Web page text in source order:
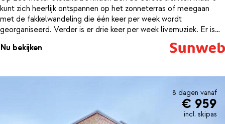
kunt zich heerlijk ontspannen op het zonneterras of meegaan
met de fakkelwandeling die één keer per week wordt
georganiseerd. Verder is er drie keer per week livemuziek. Er is
hier zelfs aan de kinderen gedacht, zo is er van zondag tot vrijdag
van 18.00 tot 20.00 uur kinderoppas inclusief kinderdiner met
Nu bekijken
8 dagen vanaf
€ 959
incl. skipas